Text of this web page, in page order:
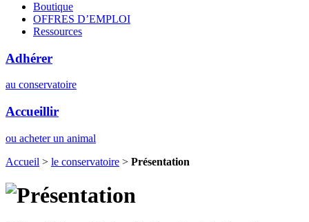
Boutique
OFFRES D’EMPLOI
Ressources
Adhérer
au conservatoire
Accueillir
ou acheter un animal
Accueil > le conservatoire > Présentation